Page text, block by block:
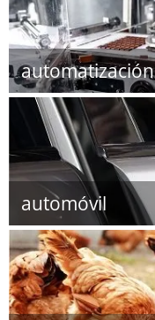
automatización
automóvil